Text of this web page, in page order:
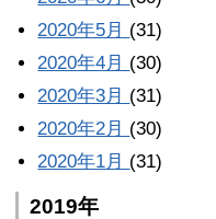
2020年5月 (31)
2020年4月 (30)
2020年3月 (31)
2020年2月 (30)
2020年1月 (31)
2019年